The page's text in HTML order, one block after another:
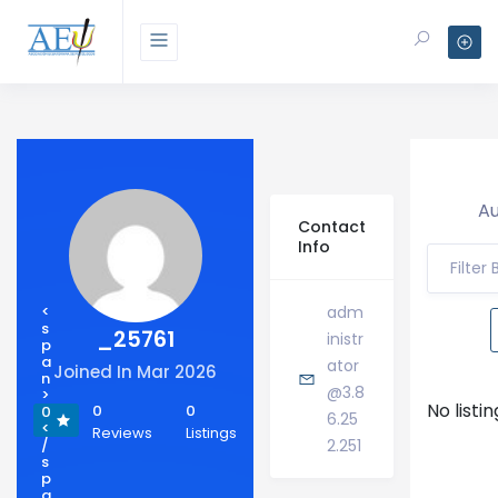
_25761
Joined In Mar 2026
<
s
p
a
n
>
0
<
/
s
p
0
Reviews
0
Listings
Contact
Info
adm
inistr
ator
@3.8
6.25
2.251
Filter
No